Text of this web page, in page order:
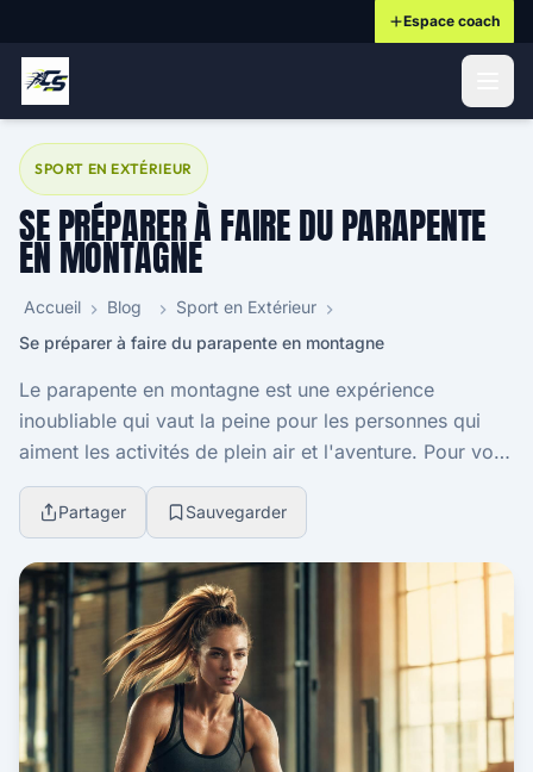
Espace coach
SPORT EN EXTÉRIEUR
SE PRÉPARER À FAIRE DU PARAPENTE
EN MONTAGNE
Accueil Blog
Sport en Extérieur
Se préparer à faire du parapente en montagne
Le parapente en montagne est une expérience
inoubliable qui vaut la peine pour les personnes qui
aiment les activités de plein air et l'aventure. Pour vous
détendre avec vos proches, votre famille ou...
Partager Sauvegarder